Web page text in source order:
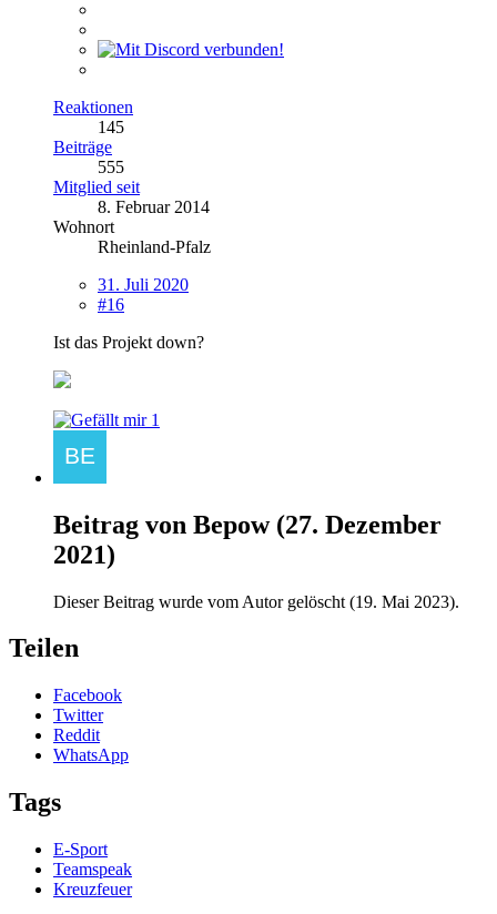
Reaktionen
145
Beiträge
555
Mitglied seit
8. Februar 2014
Wohnort
Rheinland-Pfalz
31. Juli 2020
#16
Ist das Projekt down?
1
Beitrag von Bepow(27. Dezember
2021)
Dieser Beitrag wurde vom Autor gelöscht (19. Mai 2023).
Teilen
Facebook
Twitter
Reddit
WhatsApp
Tags
E-Sport
Teamspeak
Kreuzfeuer